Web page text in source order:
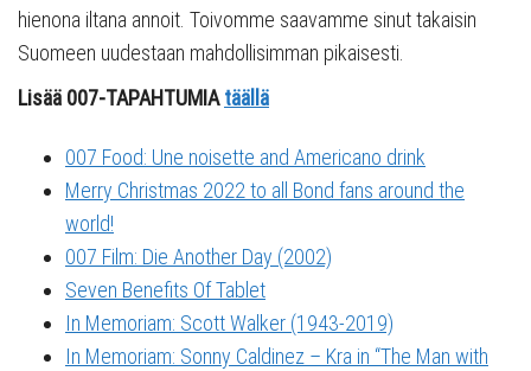
hienona iltana annoit. Toivomme saavamme sinut takaisin
Suomeen uudestaan mahdollisimman pikaisesti.
Lisää 007-TAPAHTUMIAtäällä
007 Food: Une noisette and Americano drink
Merry Christmas 2022 to all Bond fans around the
world!
007 Film: Die Another Day (2002)
Seven Benefits Of Tablet
In Memoriam: Scott Walker (1943-2019)
In Memoriam: Sonny Caldinez – Kra in “The Man with